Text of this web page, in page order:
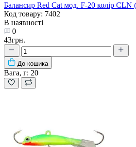
Балансир Red Cat мод. F-20 колір CLN
Код товару: 7402
В наявності
0
43грн.
До кошика
Вага, г: 20